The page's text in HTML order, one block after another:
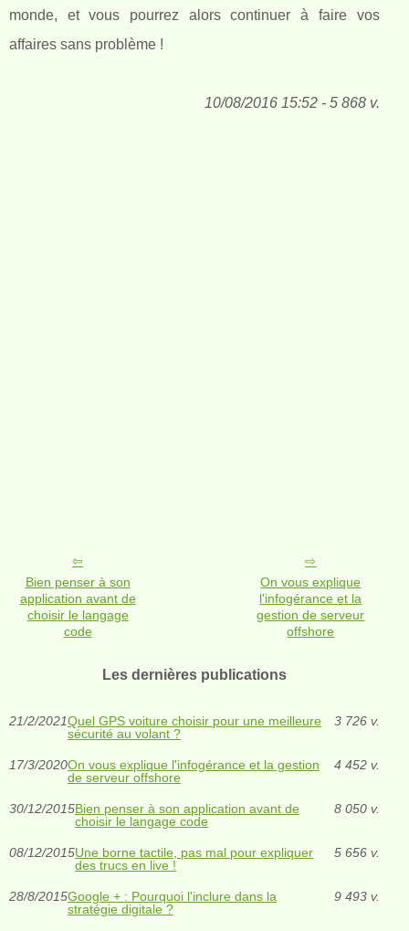
monde, et vous pourrez alors continuer à faire vos
affaires sans problème !
10/08/2016 15:52 - 5 868 v.
Bien penser à son
application avant de
choisir le langage
code
On vous explique
l'infogérance et la
gestion de serveur
offshore
Les dernières publications
21/2/2021Quel GPS voiture choisir pour une meilleure
sécurité au volant ?
3 726 v.
17/3/2020On vous explique l'infogérance et la gestion
de serveur offshore
4 452 v.
30/12/2015Bien penser à son application avant de
choisir le langage code
8 050 v.
08/12/2015Une borne tactile, pas mal pour expliquer
des trucs en live !
5 656 v.
28/8/2015Google + : Pourquoi l'inclure dans la
stratégie digitale ?
9 493 v.